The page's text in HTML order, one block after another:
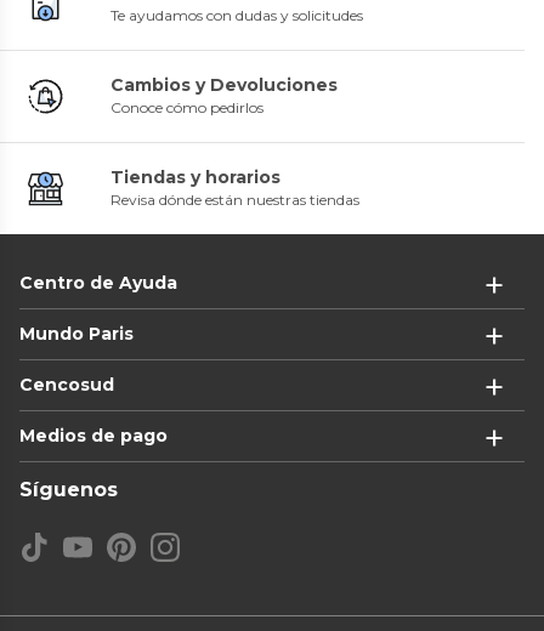
Te ayudamos con dudas y solicitudes
Cambios y Devoluciones
Conoce cómo pedirlos
Tiendas y horarios
Revisa dónde están nuestras tiendas
Centro de Ayuda
Mundo Paris
Cencosud
Medios de pago
Síguenos